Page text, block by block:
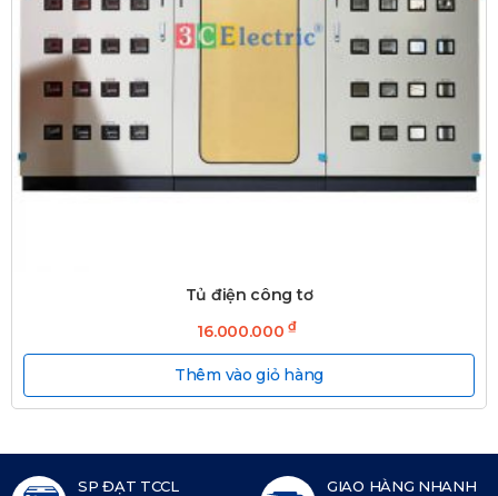
Tủ điện công tơ
16.000.000₫
Thêm vào giỏ hàng
SP ĐẠT TCCL
GIAO HÀNG NHANH